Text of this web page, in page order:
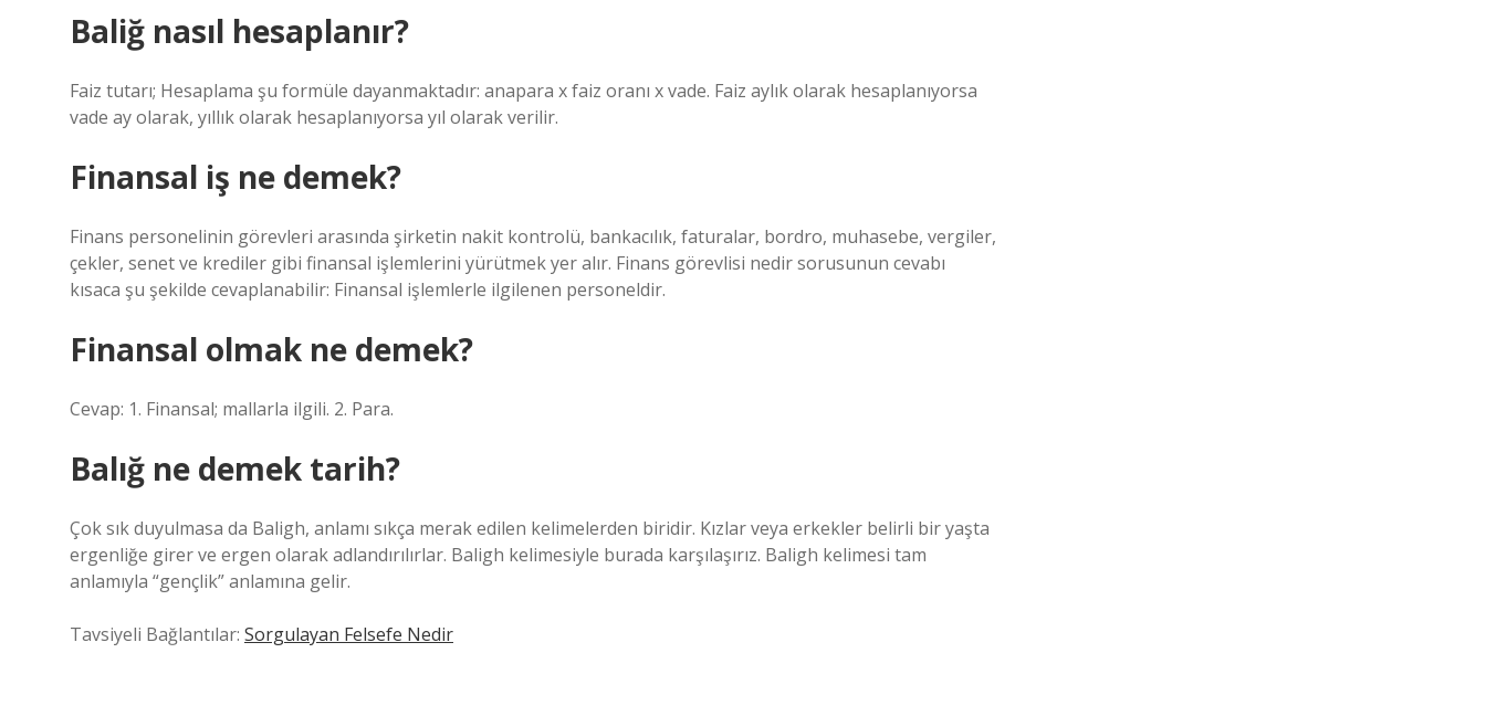
Baliğ nasıl hesaplanır?
Faiz tutarı; Hesaplama şu formüle dayanmaktadır: anapara x faiz oranı x vade. Faiz aylık olarak hesaplanıyorsa
vade ay olarak, yıllık olarak hesaplanıyorsa yıl olarak verilir.
Finansal iş ne demek?
Finans personelinin görevleri arasında şirketin nakit kontrolü, bankacılık, faturalar, bordro, muhasebe, vergiler,
çekler, senet ve krediler gibi finansal işlemlerini yürütmek yer alır. Finans görevlisi nedir sorusunun cevabı
kısaca şu şekilde cevaplanabilir: Finansal işlemlerle ilgilenen personeldir.
Finansal olmak ne demek?
Cevap: 1. Finansal; mallarla ilgili. 2. Para.
Balığ ne demek tarih?
Çok sık duyulmasa da Baligh, anlamı sıkça merak edilen kelimelerden biridir. Kızlar veya erkekler belirli bir yaşta
ergenliğe girer ve ergen olarak adlandırılırlar. Baligh kelimesiyle burada karşılaşırız. Baligh kelimesi tam
anlamıyla “gençlik” anlamına gelir.
Tavsiyeli Bağlantılar: Sorgulayan Felsefe Nedir